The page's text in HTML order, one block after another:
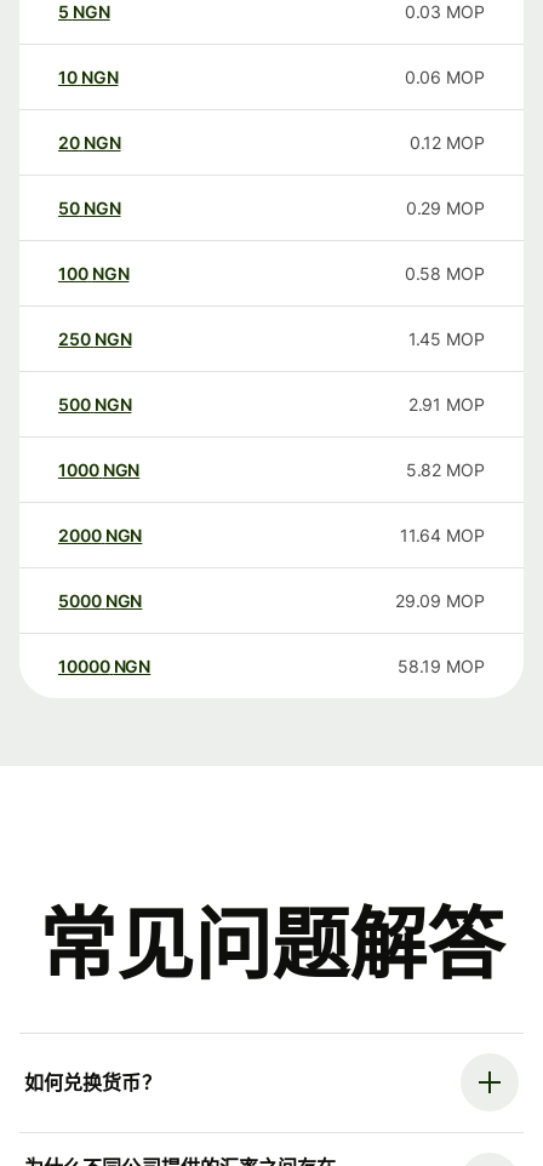
5 NGN 0.03 MOP
10 NGN 0.06 MOP
20 NGN 0.12 MOP
50 NGN 0.29 MOP
100 NGN 0.58 MOP
250 NGN 1.45 MOP
500 NGN 2.91 MOP
1000 NGN 5.82 MOP
2000 NGN 11.64 MOP
5000 NGN 29.09 MOP
10000 NGN 58.19 MOP
常见问题解答
如何兑换货币？